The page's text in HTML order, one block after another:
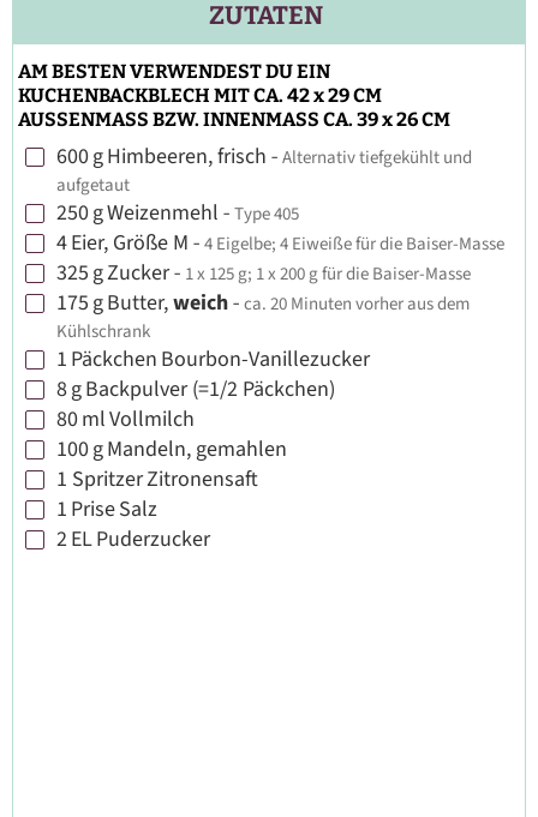
ZUTATEN
AM BESTEN VERWENDEST DU EIN
KUCHENBACKBLECH MIT CA. 42 x 29 CM
AUSSENMASS BZW. INNENMASS CA. 39 x 26 CM
▢
600gHimbeeren, frisch - Alternativ tiefgekühlt und
aufgetaut
▢
250gWeizenmehl - Type 405
▢
4Eier, Größe M - 4 Eigelbe; 4 Eiweiße für die Baiser-Masse
▢
325gZucker- 1 x 125 g; 1 x 200 g für die Baiser-Masse
▢
175gButter,weich - ca. 20 Minuten vorher aus dem
Kühlschrank
▢
1 Päckchen Bourbon-Vanillezucker
▢
8gBackpulver (=1/2 Päckchen)
▢
80mlVollmilch
▢
100gMandeln, gemahlen
▢
1 SpritzerZitronensaft
▢
1 PriseSalz
▢
2ELPuderzucker